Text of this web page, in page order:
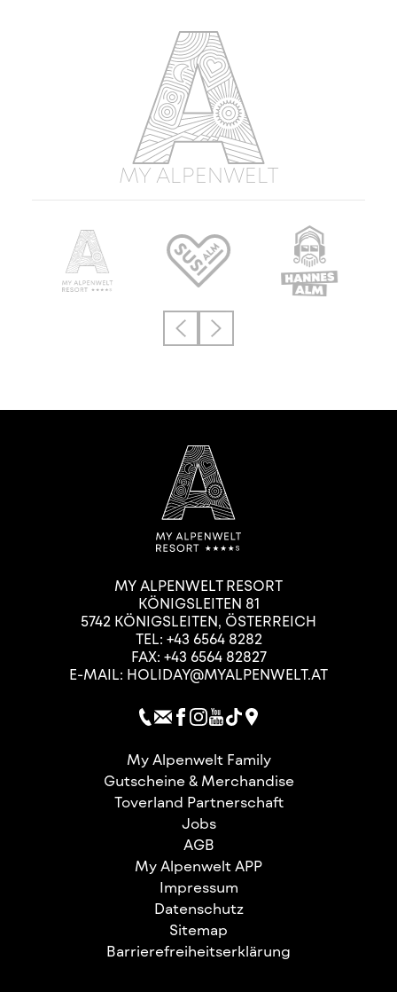
MY ALPENWELT
MY ALPENWELT RESORT
KÖNIGSLEITEN 81
5742 KÖNIGSLEITEN, ÖSTERREICH
TEL: +43 6564 8282
FAX: +43 6564 82827
E-MAIL: HOLIDAY@MYALPENWELT.AT
My Alpenwelt Family
Gutscheine & Merchandise
Toverland Partnerschaft
Jobs
AGB
My Alpenwelt APP
Impressum
Datenschutz
Sitemap
Barrierefreiheitserklärung